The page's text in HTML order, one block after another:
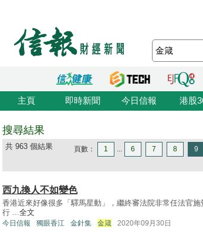
主頁 即時新聞 今日信報 港股
搜尋結果
共 963 個結果 頁數： 1 ... 6 7 8 9
西九換人不如變色
香港近來好像很多「驛馬星動」，繼終審法院非常任法官
行 ...全文
今日信報 獨眼香江 金針集 金箴 2020年09月30日